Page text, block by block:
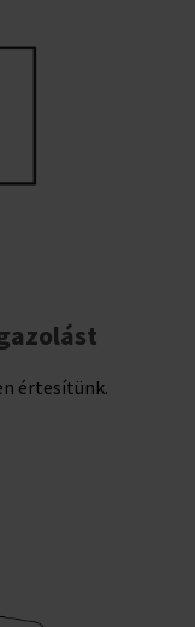
értesítünk.